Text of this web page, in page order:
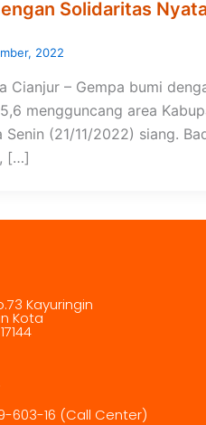
Solidaritas
2022
Cianjur – Gempa bumi
mengguncang area
Senin (21/11/2022) siang.
[…]
Kayuringin
Kota
603-16 (Call Center)